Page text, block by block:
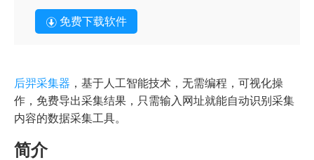
免费下载软件
后羿采集器 ，基于人工智能技术，无需编程，可视化操
作，免费导出采集结果，只需输入网址就能自动识别采集
内容的数据采集工具。
简介